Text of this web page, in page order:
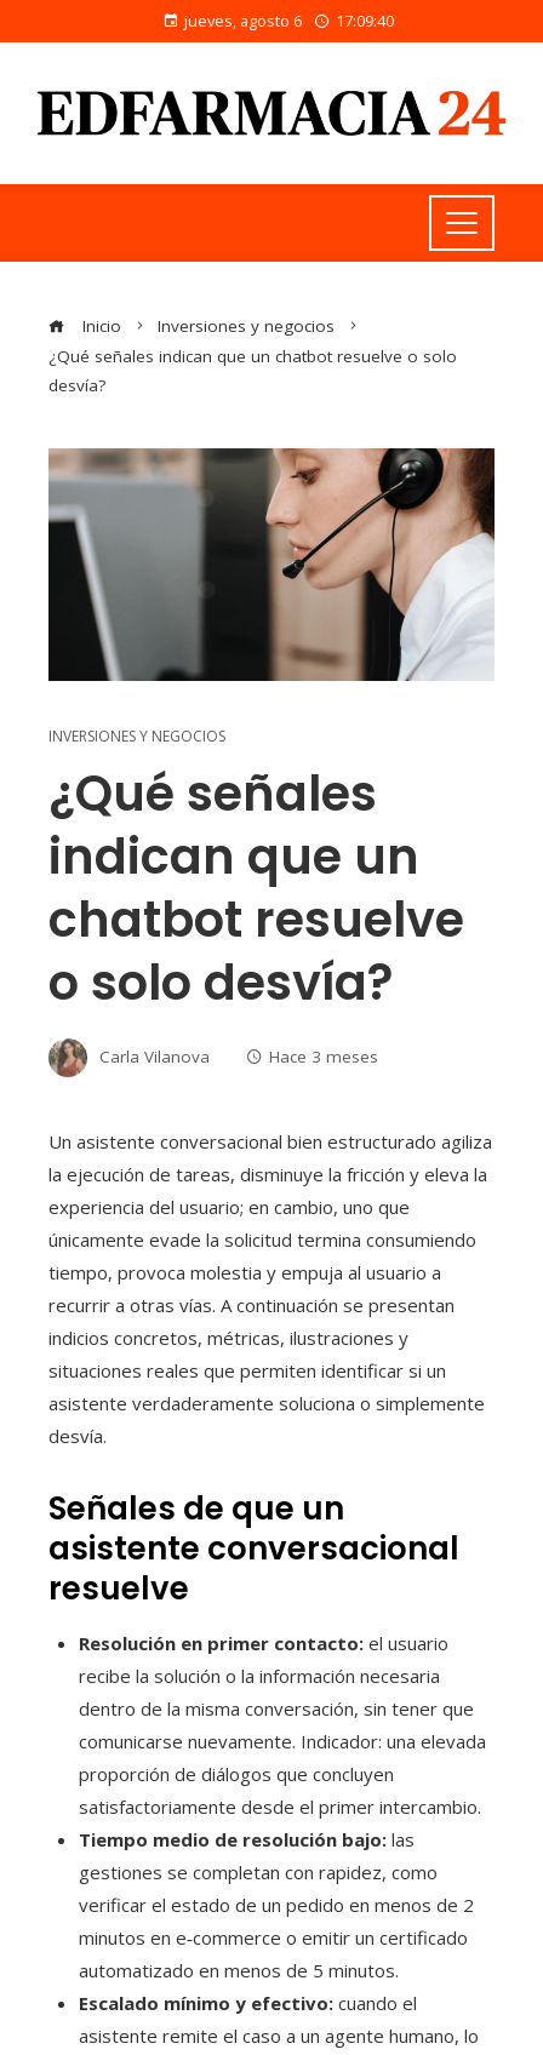
jueves, agosto 6 17:09:41
Inicio
Inversiones y negocios
¿Qué señales indican que un chatbot resuelve o solo
desvía?
INVERSIONES Y NEGOCIOS
¿Qué señales
indican que un
chatbot resuelve
o solo desvía?
Carla Vilanova Hace 3 meses
Un asistente conversacional bien estructurado agiliza
la ejecución de tareas, disminuye la fricción y eleva la
experiencia del usuario; en cambio, uno que
únicamente evade la solicitud termina consumiendo
tiempo, provoca molestia y empuja al usuario a
recurrir a otras vías. A continuación se presentan
indicios concretos, métricas, ilustraciones y
situaciones reales que permiten identificar si un
asistente verdaderamente soluciona o simplemente
desvía.
Señales de que un
asistente conversacional
resuelve
Resolución en primer contacto: el usuario
recibe la solución o la información necesaria
dentro de la misma conversación, sin tener que
comunicarse nuevamente. Indicador: una elevada
proporción de diálogos que concluyen
satisfactoriamente desde el primer intercambio.
Tiempo medio de resolución bajo: las
gestiones se completan con rapidez, como
verificar el estado de un pedido en menos de 2
minutos en e‑commerce o emitir un certificado
automatizado en menos de 5 minutos.
Escalado mínimo y efectivo: cuando el
asistente remite el caso a un agente humano, lo